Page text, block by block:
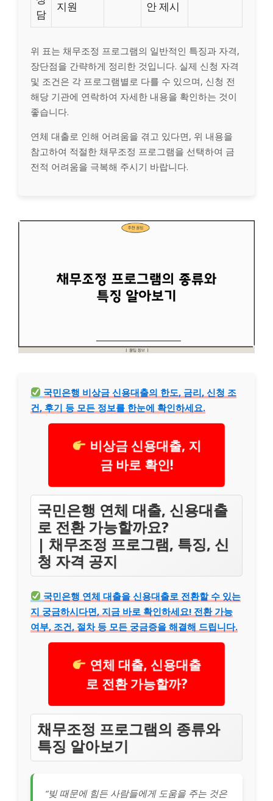
담
지원
안 제시
위 표는 채무조정 프로그램의 일반적인 특징과 자격,
장단점을 간략하게 정리한 것입니다. 실제 신청 자격
및 조건은 각 프로그램별로 다를 수 있으며, 신청 전
해당 기관에 연락하여 자세한 내용을 확인하는 것이
좋습니다.
연체 대출로 인해 어려움을 겪고 있다면, 위 내용을
참고하여 적절한 채무조정 프로그램을 선택하여 금
전적 어려움을 극복해 주시기 바랍니다.
국민은행 비상금 신용대출의 한도, 금리, 신청 조
건, 후기 등 모든 정보를 한눈에 확인하세요.
비상금 신용대출, 지
금 바로 확인!
국민은행 연체 대출, 신용대출
로 전환 가능할까요?
| 채무조정 프로그램, 특징, 신
청 자격 공지
국민은행 연체 대출을 신용대출로 전환할 수 있는
지 궁금하시다면, 지금 바로 확인하세요! 전환 가능
여부, 조건, 절차 등 모든 궁금증을 해결해 드립니다.
연체 대출, 신용대출
로 전환 가능할까?
채무조정 프로그램의 종류와
특징 알아보기
“빚 때문에 힘든 사람들에게 도움을 주는 것은